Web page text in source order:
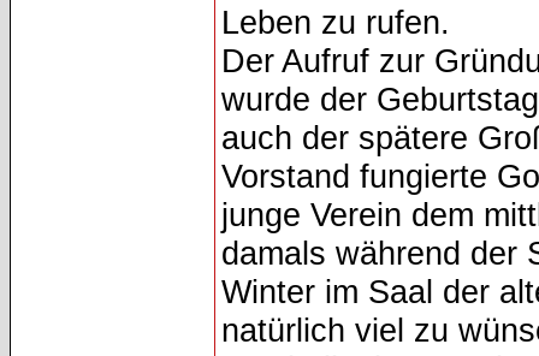
Leben zu rufen.
Der Aufruf zur
wurde der
auch der spätere
Vorstand fungierte
junge Verein dem
damals während der
Winter im Saal der
natürlich viel zu